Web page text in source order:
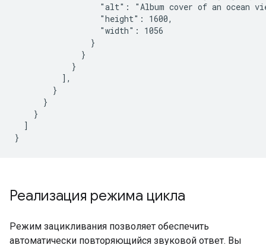
"alt": "Album cover of an ocean
                  "height": 1600,
                  "width": 1056
                }
              }
            }
          ],
        }
      }
    }
  ]
}
Реализация режима цикла
Режим зацикливания позволяет обеспечить
автоматически повторяющийся звуковой ответ. Вы